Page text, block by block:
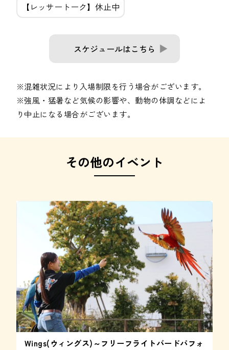
【レッサートーク】休止中
スケジュールはこちら
※混雑状況により入場制限を行う場合がございます。
※強風・猛暑など気候の影響や、動物の体調などによ
り中止になる場合がございます。
その他のイベント
Wings(ウィングス)～フリーフライトバードパフォ